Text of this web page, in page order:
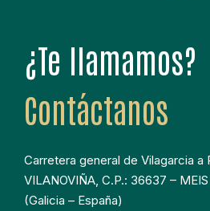
¿Te llamamos?
Contáctanos
Carretera general de Vilagarcia a
VILANOVIÑA, C.P.: 36637 –
(Galicia – España)